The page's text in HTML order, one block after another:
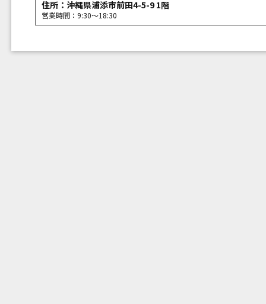
住所：沖縄県浦添市前田4-5-9 1階
営業時間：9:30〜18:30